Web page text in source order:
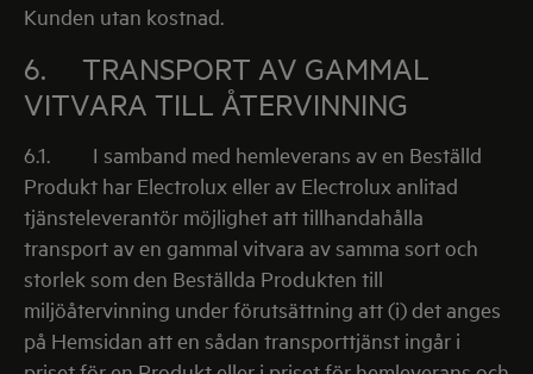
Kunden utan kostnad.
6. TRANSPORT AV GAMMAL
VITVARA TILL ÅTERVINNING
6.1. I samband med hemleverans av en Beställd
Produkt har Electrolux eller av Electrolux anlitad
tjänsteleverantör möjlighet att tillhandahålla
transport av en gammal vitvara av samma sort och
storlek som den Beställda Produkten till
miljöåtervinning under förutsättning att (i) det anges
på Hemsidan att en sådan transporttjänst ingår i